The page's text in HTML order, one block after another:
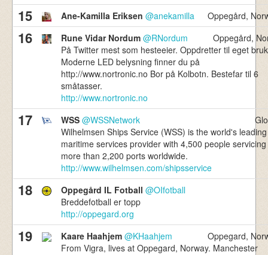
15 Ane-Kamilla Eriksen @anekamilla Oppegård,
16 Rune Vidar Nordum @RNordum
Oppegård,
På Twitter mest som hesteeier. Oppdretter til eget
Moderne LED belysning finner du på
http://www.nortronic.no Bor på Kolbotn. Bestefar til 6
småtasser.
http://www.nortronic.no
17 WSS @WSSNetwork
Wilhelmsen Ships Service (WSS) is the world's leading
maritime services provider with 4,500 people servicing
more than 2,200 ports worldwide.
http://www.wilhelmsen.com/shipsservice
18 Oppegård IL Fotball @OIfotball
Breddefotball er topp
http://oppegard.org
19 Kaare Haahjem @KHaahjem
Oppegard,
From Vigra, lives at Oppegard, Norway. Manchester